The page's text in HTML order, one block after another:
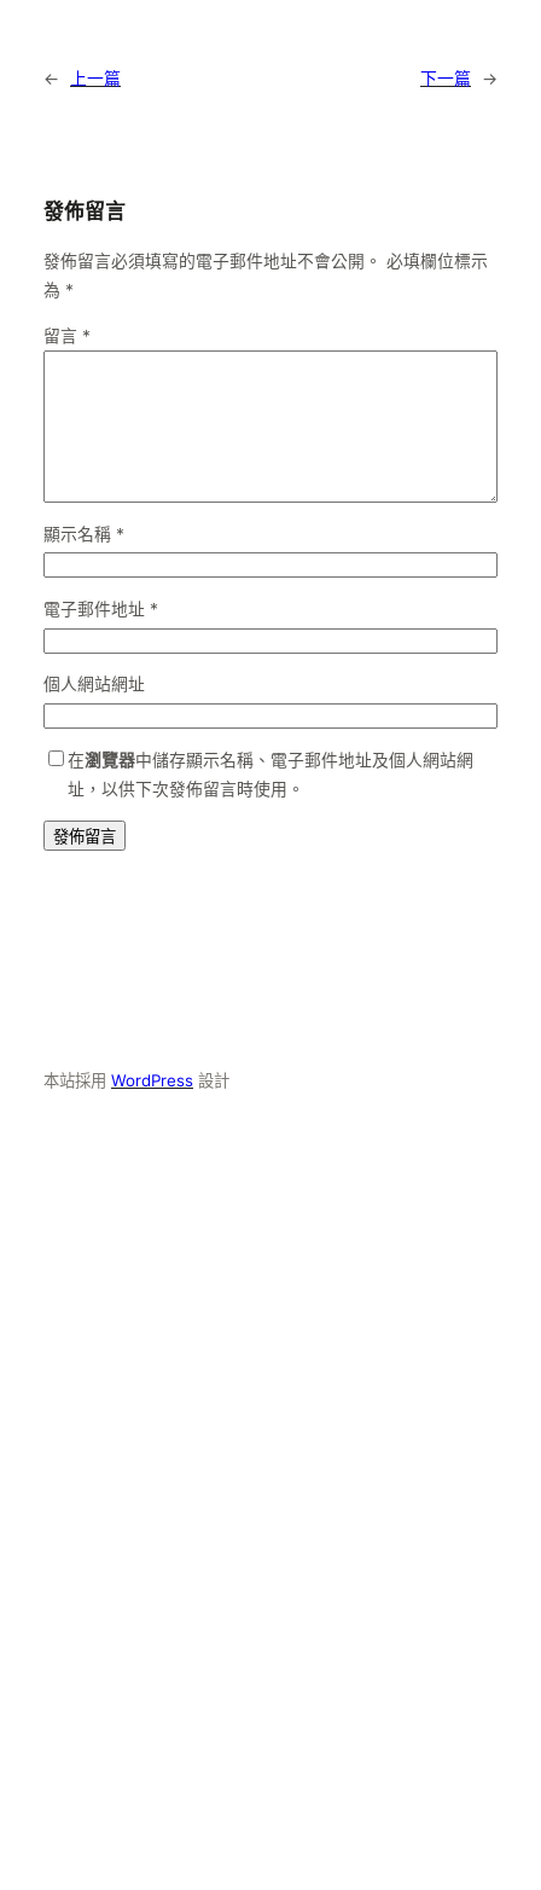
← 上一篇 下一篇 →
發佈留言
發佈留言必須填寫的電子郵件地址不會公開。 必填欄位標示
為 *
留言 *
顯示名稱 *
電子郵件地址 *
個人網站網址
在瀏覽器中儲存顯示名稱、電子郵件地址及個人網站網
址，以供下次發佈留言時使用。
本站採用 WordPress 設計